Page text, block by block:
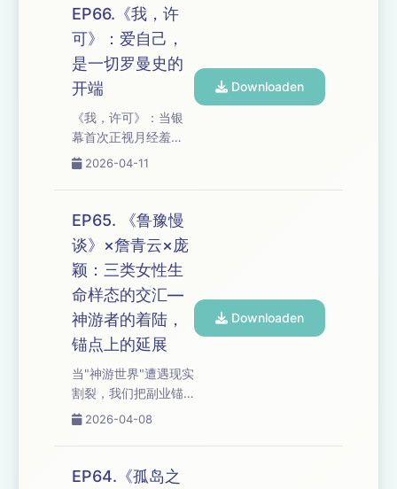
续不断的做，是逃避
还是答案？ 如果你也
在"量化心流"与"...
来"的独立宣言，鲁豫
如何用母性鼓励接住
文淇的"不配得感"？
从"传奇的悲剧色
彩"到"持续不断的
价到盲目相信的力
量，我们剖开这场3小
时对谈的核心：当00
如何超越年龄与行业
的区隔？为什么"不要
下牌桌"成为最高光的
收束？ 如果你也在"成
为崇敬的人...
EP66.《我，许
可》：爱自己，
是一切罗曼史的
开端
《我，许可》：当银
幕首次正视月经羞
耻，从处女膜的20年
力，从阴道洞穴的商
业模式到"我的身体谁
决定"的追问，我们剖
开女性医疗、欲望与
自我接纳的层层困
境：当层层许可剥夺
主体性，"睁眼那一刻
爱自己"究竟是逃避还
是解法？ 如果你也
在"太胖不行太瘦不
行"的规训中窒息，按
下播放——让耳朵先
接住那份"天赋与我，
任性到底"的宣言，
把"别人告诉我什么重
2026-04-11
Downloaden
EP65. 《鲁豫慢
谈》×詹青云×庞
颖：三类女性生
命样态的交汇—
神游者的着陆，
锚点上的延展
当"神游世界"遭遇现实
割裂，我们把副业锚
点、连根拔起与"意义
听：从地铁上反复收
听"勇气"的至暗时刻，
2026-04-08
Downloaden
EP64.《孤岛之